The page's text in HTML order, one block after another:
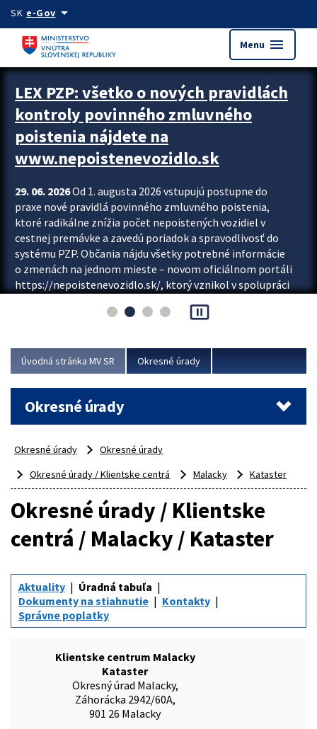
Preskocit na hlavný obsah
SK e-Govarrow_drop_down
Menu menu
Zastavit automatický posun upútavok
LEX PZP: všetko o nových pravidlách
kontroly povinného zmluvného
poistenia nájdete na
www.nepoistenevozidlo.sk
29. 06. 2026Od 1. augusta 2026 vstupujú postupne do
praxe nové pravidlá povinného zmluvného poistenia,
ktoré radikálne znížia počet nepoistených vozidiel v
cestnej premávke a zavedú poriadok a spravodlivosť do
systému PZP. Občania nájdu všetky potrebné informácie
o zmenách na jednom mieste – novom oficiálnom portáli
https://nepoistenevozidlo.sk/, ktorý vznikol v spolupráci
asociácie poisťovní (SLASPO) a Ministerstva vnútra SR.
Viac
pause_presentation
Úvodná stránka MV SR Okresné úrady
Okresné úrady
Okresné úrady
Okresné úrady
Okresné úrady / Klientske centrá
Malacky Kataster
Okresné úrady / Klientske
centrá / Malacky / Kataster
Aktuality
Úradná tabuľa
Dokumenty na stiahnutie
Kontakty
Správne poplatky
Klientske centrum Malacky
Kataster
Okresný úrad Malacky,
Záhorácka 2942/60A,
901 26 Malacky